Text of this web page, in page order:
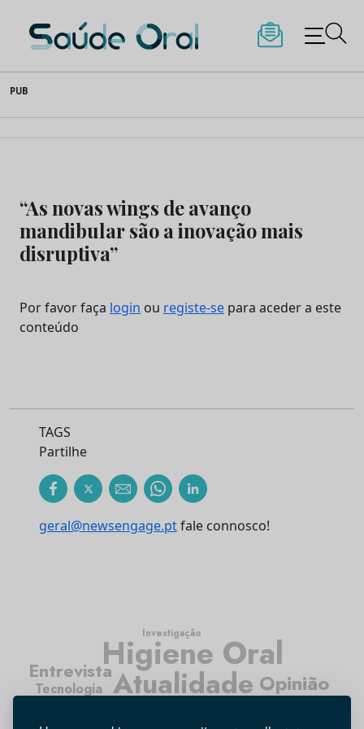
to
content
Saúde Oral
PUB
“As novas wings de avanço
mandibular são a inovação mais
disruptiva”
Por favor faça login ou registe-se para aceder a este
conteúdo
TAGS
Partilhe
geral@newsengage.ptfale connosco!
Atualidade
Higiene Oral
Entrevista Opinião
Tecnologia
Investigação